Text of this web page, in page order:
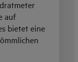
auf
bietet eine